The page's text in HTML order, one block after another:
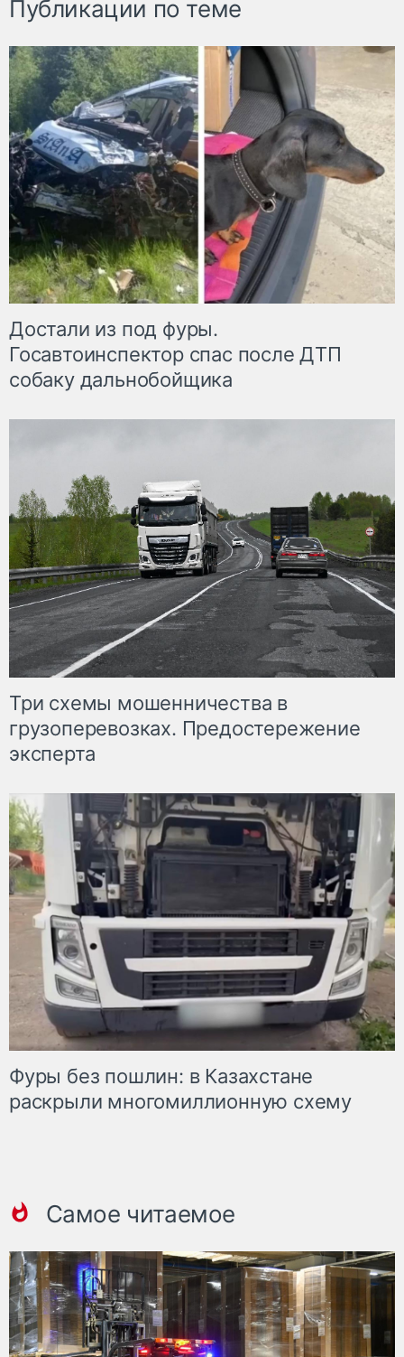
Публикации по теме
Достали из под фуры.
Госавтоинспектор спас после ДТП
собаку дальнобойщика
Три схемы мошенничества в
грузоперевозках. Предостережение
эксперта
Фуры без пошлин: в Казахстане
раскрыли многомиллионную схему
Самое читаемое